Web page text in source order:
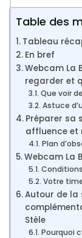
Table des
Tableau
En bref
Webcam La
regarder et
Que voir
Astuce
Préparer sa
affluence et
Plan
Webcam La
Votre
Autour de la
Stèle
Pourquoi